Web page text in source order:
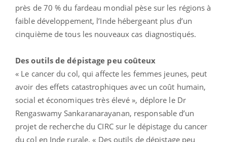
près de 70 % du fardeau mondial pèse sur les régions à
faible développement, l’Inde hébergeant plus d’un
cinquième de tous les nouveaux cas diagnostiqués.
Des outils de dépistage peu coûteux
« Le cancer du col, qui affecte les femmes jeunes, peut
avoir des effets catastrophiques avec un coût humain,
social et économiques très élevé », déplore le Dr
Rengaswamy Sankaranarayanan, responsable d’un
projet de recherche du CIRC sur le dépistage du cancer
du col en Inde rurale. « Des outils de dépistage peu